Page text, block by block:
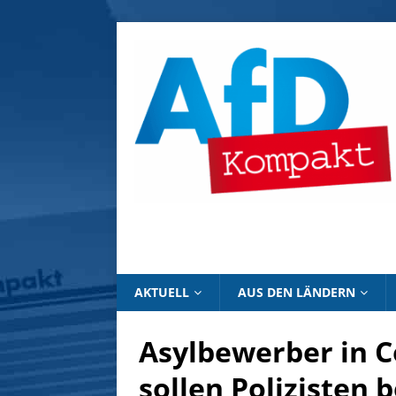
AKTUELL AUS DEN LÄNDERN
Asylbewerber in
sollen Polizisten